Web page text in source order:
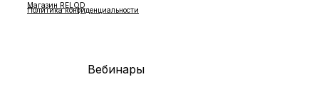
Магазин RELOD
Политика конфиденциальности
Вебинары